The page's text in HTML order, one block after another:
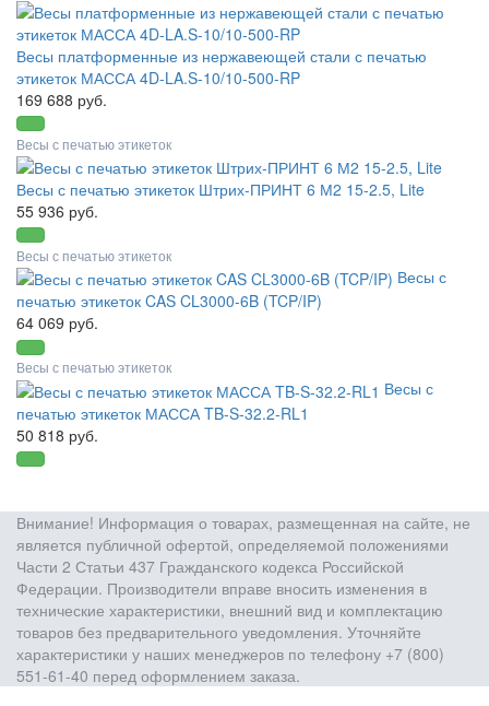
Весы платформенные из нержавеющей стали с печатью
этикеток МАССА 4D-LA.S-10/10-500-RP
169 688 руб.
Весы с печатью этикеток
Весы с печатью этикеток Штрих-ПРИНТ 6 М2 15-2.5, Lite
55 936 руб.
Весы с печатью этикеток
Весы с
печатью этикеток CAS CL3000-6B (TCP/IP)
64 069 руб.
Весы с печатью этикеток
Весы с
печатью этикеток МАССА TB-S-32.2-RL1
50 818 руб.
Внимание! Информация о товарах, размещенная на сайте, не
является публичной офертой, определяемой положениями
Части 2 Статьи 437 Гражданского кодекса Российской
Федерации. Производители вправе вносить изменения в
технические характеристики, внешний вид и комплектацию
товаров без предварительного уведомления. Уточняйте
характеристики у наших менеджеров по телефону +7 (800)
551-61-40 перед оформлением заказа.